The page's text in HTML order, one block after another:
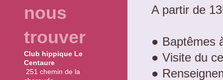
A partir de
● Baptêmes
● Visite du
●
nous
trouver
Club hippique Le
Centaure
251 chemin de la